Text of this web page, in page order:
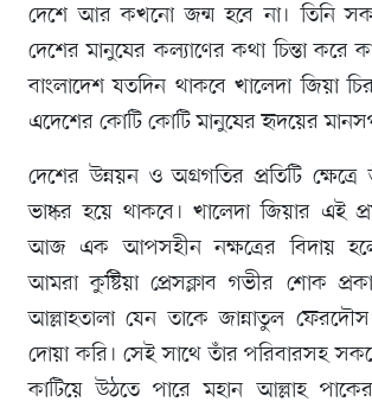
দেশে আর কখনো জন্ম হবে না। তিনি
দেশের মানুষের কল্যাণের কথা চিন্তা করে
বাংলাদেশ যতদিন থাকবে খালেদা জিয়া
এদেশের কোটি কোটি মানুষের হৃদয়ের
দেশের উন্নয়ন ও অগ্রগতির প্রতিটি
ভাষ্কর হয়ে থাকবে। খালেদা জিয়ার এই
আজ এক আপসহীন নক্ষত্রের বিদায়
আমরা কুষ্টিয়া প্রেসক্লাব গভীর শোক
আল্লাহতালা যেন তাকে জান্নাতুল
দোয়া করি। সেই সাথে তাঁর পরিবারসহ
কাটিয়ে উঠতে পারে মহান আল্লাহ পাকের